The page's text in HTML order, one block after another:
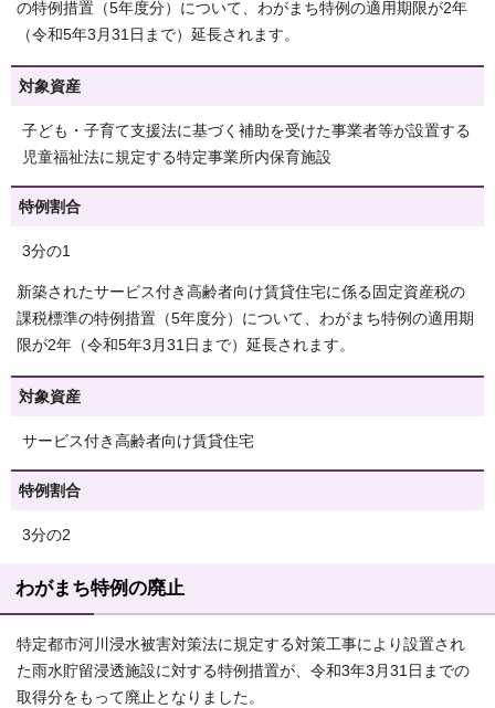
の特例措置（5年度分）について、わがまち特例の適用期限が2年
（令和5年3月31日まで）延長されます。
対象資産
子ども・子育て支援法に基づく補助を受けた事業者等が設置する
児童福祉法に規定する特定事業所内保育施設
特例割合
3分の1
新築されたサービス付き高齢者向け賃貸住宅に係る固定資産税の
課税標準の特例措置（5年度分）について、わがまち特例の適用期
限が2年（令和5年3月31日まで）延長されます。
対象資産
サービス付き高齢者向け賃貸住宅
特例割合
3分の2
わがまち特例の廃止
特定都市河川浸水被害対策法に規定する対策工事により設置され
た雨水貯留浸透施設に対する特例措置が、令和3年3月31日までの
取得分をもって廃止となりました。